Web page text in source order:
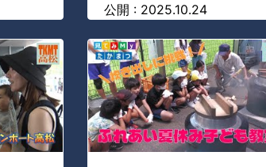
公開 : 2025.10.24